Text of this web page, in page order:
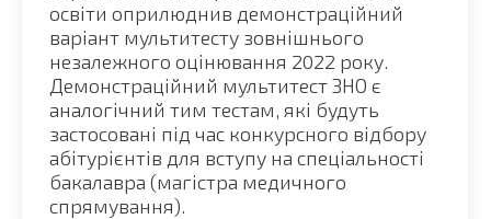
освіти оприлюднив демонстраційний
варіант мультитесту зовнішнього
незалежного оцінювання 2022 року.
Демонстраційний мультитест ЗНО є
аналогічний тим тестам, які будуть
застосовані під час конкурсного відбору
абітурієнтів для вступу на спеціальності
бакалавра (магістра медичного
спрямування).